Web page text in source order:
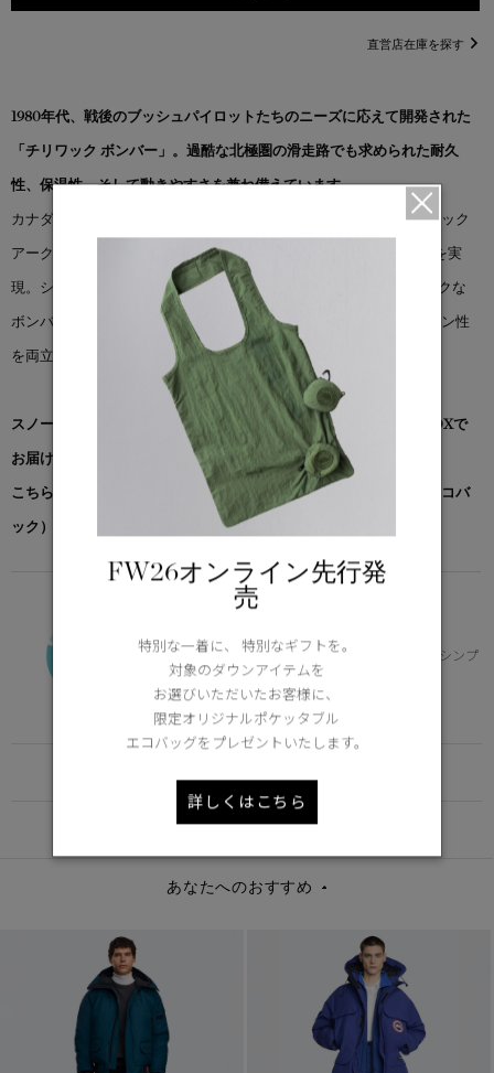
直営店在庫を探す
1980年代、戦後のブッシュパイロットたちのニーズに応えて開発された
「チリワック ボンバー」。過酷な北極圏の滑走路でも求められた耐久
性、保温性、そして動きやすさを兼ね備えています
カナダグースの中でも特に人気の高い一着で、リサイクルオーガニック
アークティック?を使用し、ブランドの歴史に根ざした高い防寒性を実
現。シグネチャーの2WAY調節可能なスノーケルフード、クラシックな
ボンバーシルエット、リブニットのウエストなど、機能性とデザイン性
を両立しています。
スノーグース by カナダグース コレクション対象商品は、専用のBOXで
お届けいたします。
こちらの商品には先着でノベルティー（オリジナルポケッタブルエコバ
ック）をプレゼント。※なくなり次第終了となります。
FUNDAMENTAL
寒冷地のデイリー使いに適した保温性とシンプ
ルなデザイン
Learn more about TEI
DETAIL
あなたへのおすすめ
FW26オンライン先行発
売
特別な一着に、 特別なギフトを。
対象のダウンアイテムを
お選びいただいたお客様に、
限定オリジナルポケッタブル
エコバッグをプレゼントいたします。
詳しくはこちら